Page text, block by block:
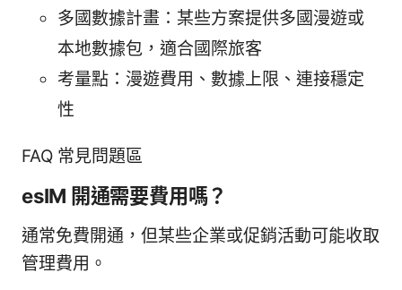
多國數據計畫：某些方案提供多國漫遊或
本地數據包，適合國際旅客
考量點：漫遊費用、數據上限、連接穩定
性
FAQ 常見問題區
esIM 開通需要費用嗎？
通常免費開通，但某些企業或促銷活動可能收取
管理費用。